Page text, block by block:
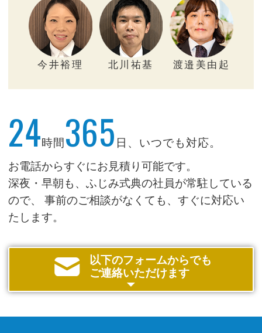
今井裕理 北川祐基 渡邉美由起
24時間 365 日、いつでも対応。
お電話からすぐにお見積り可能です。
深夜・早朝も、ふじみ式典の社員が常駐している
ので、
事前のご相談がなくても、すぐに対応い
たします。
以下のフォームからでも
ご連絡いただけます